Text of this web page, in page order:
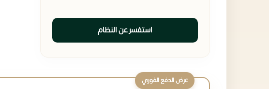
استفسر عن النظام
عرض الدفع الفوري